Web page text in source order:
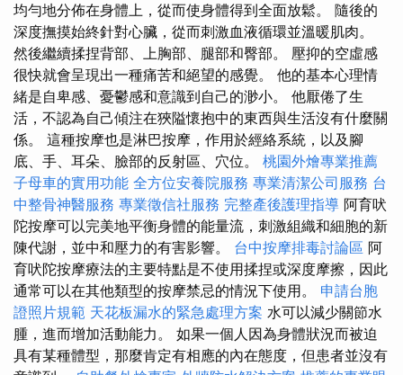
均勻地分佈在身體上，從而使身體得到全面放鬆。 隨後的
深度撫摸始終針對心臟，從而刺激血液循環並溫暖肌肉。
然後繼續揉捏背部、上胸部、腿部和臀部。 壓抑的空虛感
很快就會呈現出一種痛苦和絕望的感覺。 他的基本心理情
緒是自卑感、憂鬱感和意識到自己的渺小。 他厭倦了生
活，不認為自己傾注在狹隘懷抱中的東西與生活沒有什麼關
係。 這種按摩也是淋巴按摩，作用於經絡系統，以及腳
底、手、耳朵、臉部的反射區、穴位。 桃園外燴專業推薦
子母車的實用功能 全方位安養院服務 專業清潔公司服務 台
中整骨神醫服務 專業徵信社服務 完整產後護理指導 阿育吠
陀按摩可以完美地平衡身體的能量流，刺激組織和細胞的新
陳代謝，並中和壓力的有害影響。 台中按摩排毒討論區 阿
育吠陀按摩療法的主要特點是不使用揉捏或深度摩擦，因此
通常可以在其他類型的按摩禁忌的情況下使用。 申請台胞
證照片規範 天花板漏水的緊急處理方案 水可以減少關節水
腫，進而增加活動能力。 如果一個人因為身體狀況而被迫
具有某種體型，那麼肯定有相應的內在態度，但患者並沒有